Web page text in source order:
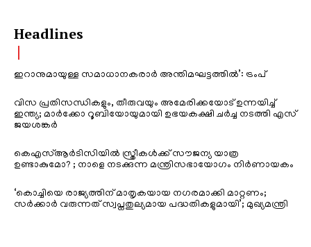
Headlines
ഇറാനുമായുള്ള സമാധാനകരാർ അന്തിമഘട്ടത്തിൽ‌’: ട്രംപ്
വിസ പ്രതിസന്ധികളും, തീരുവയും അമേരിക്കയോട് ഉന്നയിച്ച്
ഇന്ത്യ; മാർക്കോ റൂബിയോയുമായി ഉഭയകക്ഷി ചർച്ച നടത്തി എസ്
ജയശങ്കർ
കെഎസ്ആർടിസിയിൽ സ്ത്രീകൾക്ക് സൗജന്യ യാത്ര
ഉണ്ടാകുമോ? ; നാളെ നടക്കുന്ന മന്ത്രിസഭായോഗം നിർണായകം
‘കൊച്ചിയെ രാജ്യത്തിന് മാതൃകയായ നഗരമാക്കി മാറ്റണം;
സർക്കാർ വരുന്നത് സ്വപ്നതുല്യമായ പദ്ധതികളുമായി’; മുഖ്യമന്ത്രി